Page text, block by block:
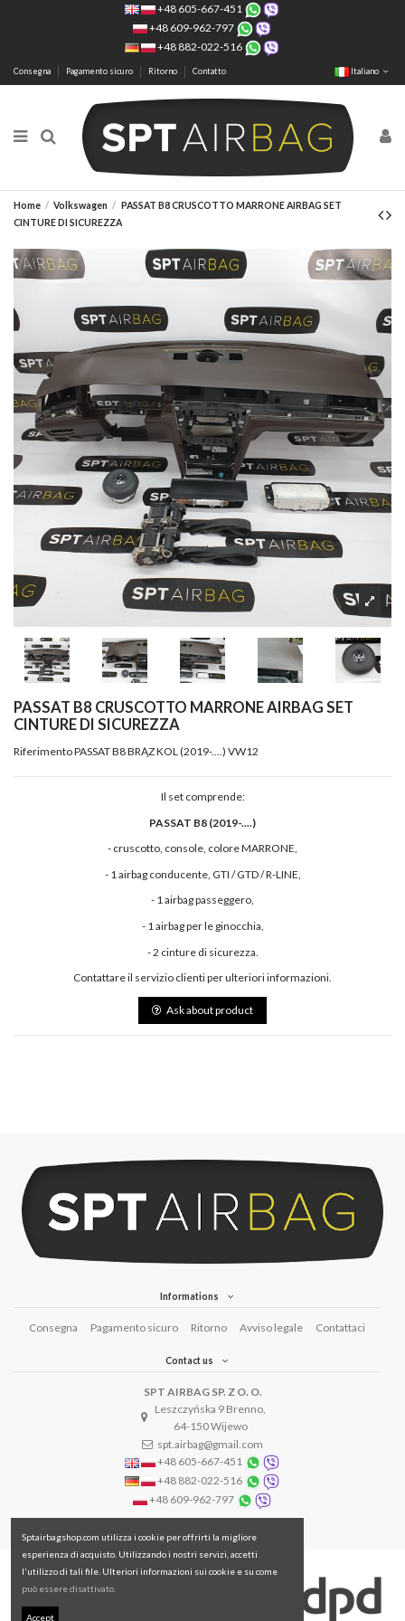
+48 605-667-451
+48 609-962-797
+48 882-022-516
Consegna Pagamento sicuro Ritorno Contatto Italiano
Home Volkswagen
PASSAT B8 CRUSCOTTO MARRONE AIRBAG SET
CINTURE DI SICUREZZA
PASSAT B8 CRUSCOTTO MARRONE AIRBAG SET
CINTURE DI SICUREZZA
RiferimentoPASSAT B8 BRĄZ KOL (2019-....) VW12
Il set comprende:
PASSAT B8 (2019-....)
- cruscotto, console, colore MARRONE,
- 1 airbag conducente, GTI / GTD / R-LINE,
- 1 airbag passeggero,
- 1 airbag per le ginocchia,
- 2 cinture di sicurezza.
Contattare il servizio clienti per ulteriori informazioni.
Ask about product
Informations
Consegna Pagamento sicuro Ritorno Avviso legale Contattaci
Contact us
SPT AIRBAG SP. Z O. O.
Leszczyńska 9 Brenno,
64-150 Wijewo
spt.airbag@gmail.com
+48 605-667-451
+48 882-022-516
+48 609-962-797
Sptairbagshop.com utilizza i cookie per offrirti la migliore
esperienza di acquisto. Utilizzando i nostri servizi, accetti
l'utilizzo di tali file. Ulteriori informazioni sui cookie e su come
può essere disattivato.
Accept